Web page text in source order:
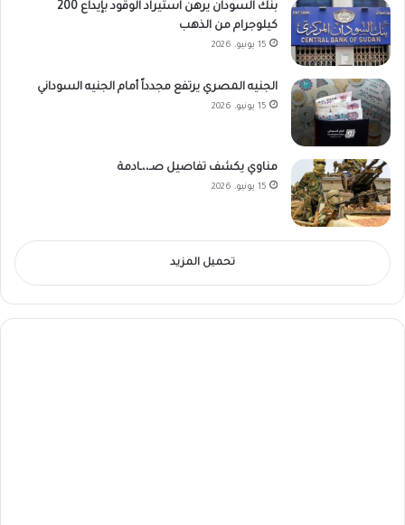
بنك السودان يرهن استيراد الوقود بإيداع 200
كيلوجرام من الذهب
15 يونيو، 2026
الجنيه المصري يرتفع مجدداً أمام الجنيه السوداني
15 يونيو، 2026
مناوي يكشف تفاصيل صـ،،ـادمة
15 يونيو، 2026
تحميل المزيد